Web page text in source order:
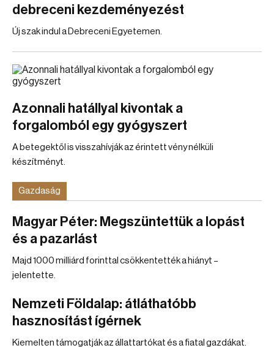
debreceni kezdeményezést
Új szak indul a Debreceni Egyetemen.
Azonnali hatállyal kivontak a
forgalomból egy gyógyszert
A betegektől is visszahívják az érintett vény nélküli
készítményt.
Gazdaság
Magyar Péter: Megszüntettük a lopást
és a pazarlást
Majd 1000 milliárd forinttal csökkentették a hiányt –
jelentette.
Nemzeti Földalap: átláthatóbb
hasznosítást ígérnek
Kiemelten támogatják az állattartókat és a fiatal gazdákat.